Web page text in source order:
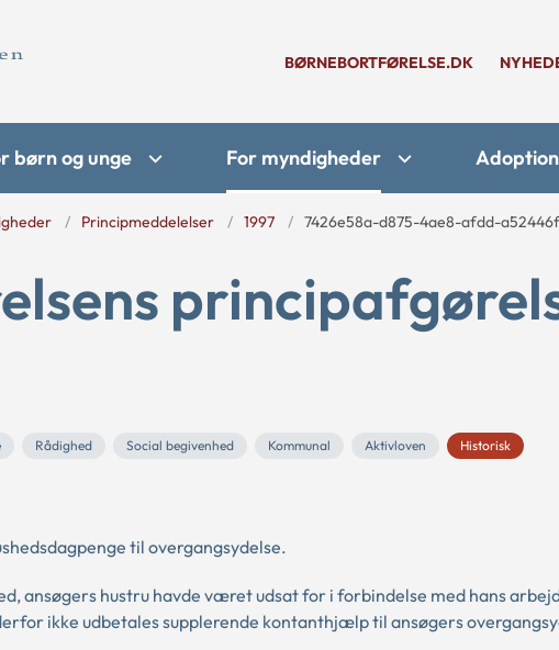
BØRNEBORTFØRELSE.DK
børn og unge For myndigheder Adoption
Principmeddelelser 1997 7426e58a-d875-4ae8-afdd-
Rådighed Social begivenhed Kommunal Aktivloven Historisk
til overgangsydelse.
ansøgers hustru havde været udsat for i forbindelse med hans
ikke udbetales supplerende kontanthjælp til ansøgers